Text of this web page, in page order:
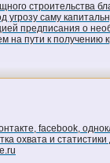
строительства
угрозу саму
предписания о
на пути к
facebook,
охвата и